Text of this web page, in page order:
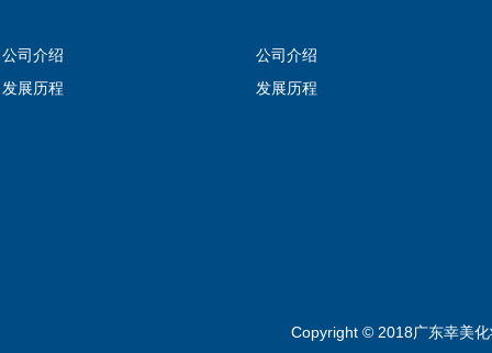
公司介绍
发展历程
公司介绍
发展历程
Copyright © 2018广东幸美